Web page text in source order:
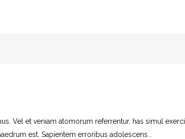
Vel et veniam atomorum referrentur, has simul exerci
est. Sapientem erroribus adolescens...